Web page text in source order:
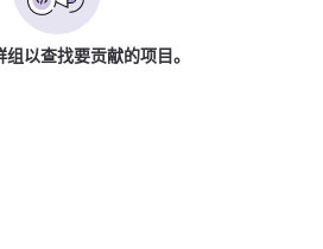
以查找要贡献的项目。